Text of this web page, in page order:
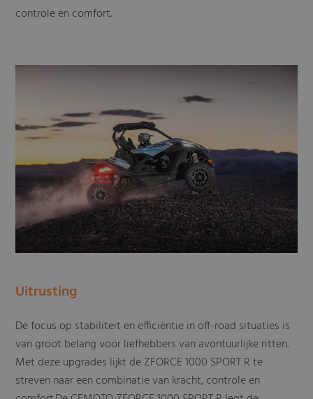
controle en comfort.
Uitrusting
De focus op stabiliteit en efficiëntie in off-road situaties is
van groot belang voor liefhebbers van avontuurlijke ritten.
Met deze upgrades lijkt de ZFORCE 1000 SPORT R te
streven naar een combinatie van kracht, controle en